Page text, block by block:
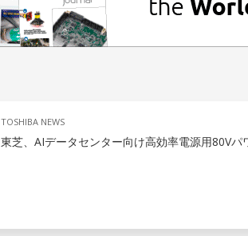
TOSHIBA NEWS
東芝、AIデータセンター向け高効率電源用80Vパ